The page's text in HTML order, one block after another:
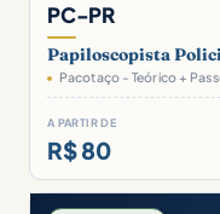
PC-PR
Papiloscopista
Pacotaço - Teórico +
A PARTIR DE
R$ 80